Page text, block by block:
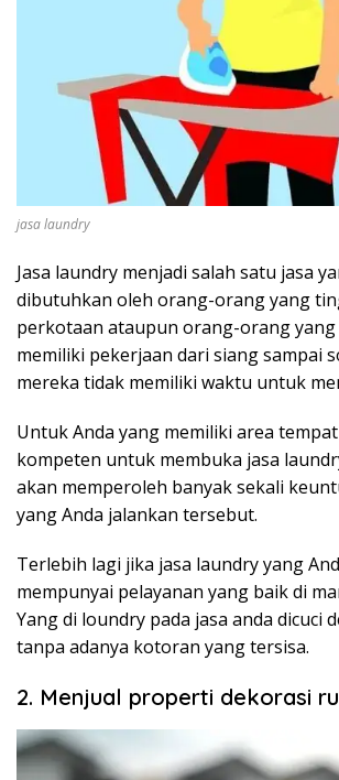
jasa laundry
Jasa laundry menjadi salah satu jasa
dibutuhkan oleh orang-orang yang
perkotaan ataupun orang-orang yang
memiliki pekerjaan dari siang sampai
mereka tidak memiliki waktu untuk
Untuk Anda yang memiliki area
kompeten untuk membuka jasa
akan memperoleh banyak sekali
yang Anda jalankan tersebut.
Terlebih lagi jika jasa laundry yang
mempunyai pelayanan yang baik di
Yang di loundry pada jasa anda dicuci
tanpa adanya kotoran yang tersisa.
2. Menjual properti dekorasi